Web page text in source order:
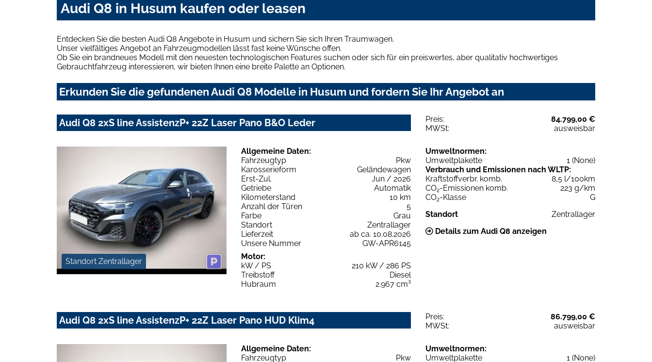
Audi Q8 in Husum kaufen oder leasen
Entdecken Sie die besten Audi Q8 Angebote in Husum und sichern Sie sich Ihren Traumwagen.
Unser vielfältiges Angebot an Fahrzeugmodellen lässt fast keine Wünsche offen.
Ob Sie ein brandneues Modell mit den neuesten technologischen Features suchen oder sich für ein preiswertes, aber qualitativ hochwertiges
Gebrauchtfahrzeug interessieren, wir bieten Ihnen eine breite Palette an Optionen.
Erkunden Sie die gefundenen Audi Q8 Modelle in Husum und fordern Sie Ihr Angebot an
Audi Q8 2xS line AssistenzP+ 22Z Laser Pano B&O Leder Preis:
84.799,00 €
MWSt:
ausweisbar
Standort Zentrallager
Allgemeine Daten:
Fahrzeugtyp
Pkw
Karosserieform
Geländewagen
Erst-Zul.
Jun / 2026
Getriebe
Automatik
Kilometerstand
10 km
Anzahl der Türen
5
Farbe
Grau
Standort
Zentrallager
Lieferzeit
ab ca. 10.08.2026
Unsere Nummer
GW-APR6145
Motor:
kW / PS
210 kW / 286 PS
Treibstoff
Diesel
Hubraum
2.967 cm³
Umweltnormen:
Umweltplakette
1 (None)
Verbrauch und Emissionen nach WLTP:
Kraftstoffverbr. komb.
8,5 l/100km
CO2-Emissionen komb.
223 g/km
CO2-Klasse
G
Standort
Zentrallager
Details zum Audi Q8 anzeigen
Audi Q8 2xS line AssistenzP+ 22Z Laser Pano HUD Klim4 Preis:
86.799,00 €
MWSt:
ausweisbar
Allgemeine Daten:
Fahrzeugtyp
Pkw
Umweltnormen:
Umweltplakette
1 (None)